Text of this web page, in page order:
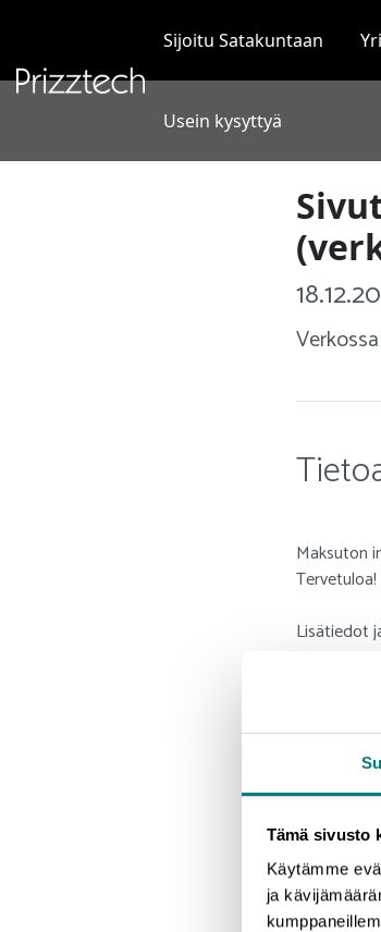
Tämä sivusto
Käytämme
ja
Sijoitu Satakuntaan
Usein kysyttyä
Verkossa
Maksuton
Tervetuloa!
Lisätiedot